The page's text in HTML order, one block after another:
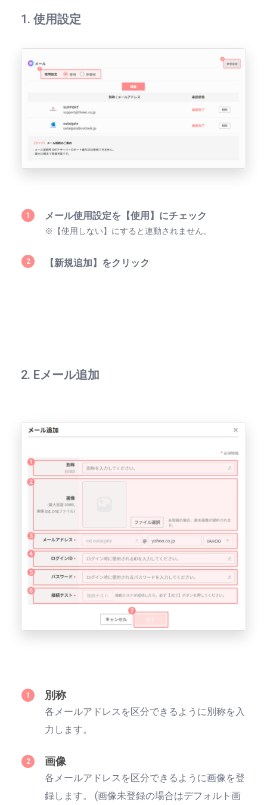
1. 使用設定
メール使用設定を【使用】にチェック
※【使用しない】にすると連動されません。
【新規追加】をクリック
2. Eメール追加
別称
各メールアドレスを区分できるように別称を入
力します。
画像
各メールアドレスを区分できるように画像を登
録します。 (画像未登録の場合はデフォルト画